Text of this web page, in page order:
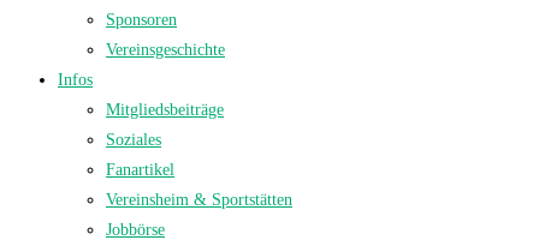
Sponsoren
Vereinsgeschichte
Infos
Mitgliedsbeiträge
Soziales
Fanartikel
Vereinsheim & Sportstätten
Jobbörse